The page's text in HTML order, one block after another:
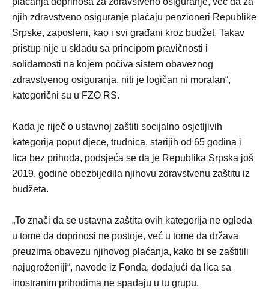
njih zdravstveno osiguranje plaćaju penzioneri Republike
Srpske, zaposleni, kao i svi građani kroz budžet. Takav
pristup nije u skladu sa principom pravičnosti i
solidarnosti na kojem počiva sistem obaveznog
zdravstvenog osiguranja, niti je logičan ni moralan“,
kategorični su u FZO RS.
Kada je riječ o ustavnoj zaštiti socijalno osjetljivih
kategorija poput djece, trudnica, starijih od 65 godina i
lica bez prihoda, podsjeća se da je Republika Srpska još
2019. godine obezbijedila njihovu zdravstvenu zaštitu iz
budžeta.
„To znači da se ustavna zaštita ovih kategorija ne ogleda
u tome da doprinosi ne postoje, već u tome da država
preuzima obavezu njihovog plaćanja, kako bi se zaštitili
najugroženiji“, navode iz Fonda, dodajući da lica sa
inostranim prihodima ne spadaju u tu grupu.